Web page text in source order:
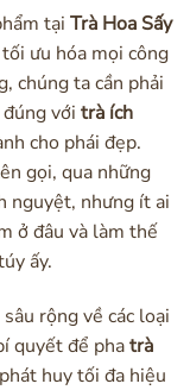
tại Trà Hoa Sấy
ưu hóa mọi công
chúng ta cần phải
với trà ích
cho phái đẹp.
gọi, qua những
nguyệt, nhưng ít ai
ở đâu và làm thế
ấy.
rộng về các loại
quyết để phatrà
huy tối đa hiệu